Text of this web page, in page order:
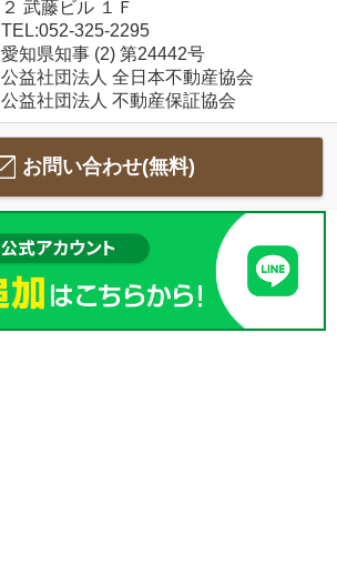
２ 武藤ビル １Ｆ
TEL:052-325-2295
愛知県知事 (2) 第24442号
公益社団法人 全日本不動産協会
公益社団法人 不動産保証協会
お問い合わせ(無料)